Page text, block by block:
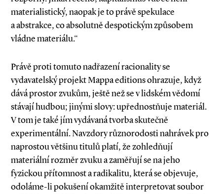
materialistický, naopak je to právě spekulace
a abstrakce, co absolutně despotickým způsobem
vládne materiálu.“
Právě proti tomuto nadřazení racionality se
vydavatelský projekt Mappa editions ohrazuje, když
dává prostor zvukům, ještě než se v lidském vědomí
stávají hudbou; jinými slovy: upřednostňuje materiál.
V tom je také jím vydávaná tvorba skutečně
experimentální. Navzdory různorodosti nahrávek pro
naprostou většinu titulů platí, že zohledňují
materiální rozměr zvuku a zaměřují se na jeho
fyzickou přítomnost a radikalitu, která se objevuje,
odoláme­-li pokušení okamžitě interpretovat soubor